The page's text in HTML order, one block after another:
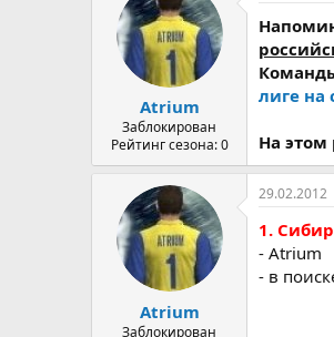
Atrium
Заблокирован
Рейтинг сезона: 0
лиге на
На этом
Atrium
Заблокирован
29.02.2012
1.
- Atrium
- в